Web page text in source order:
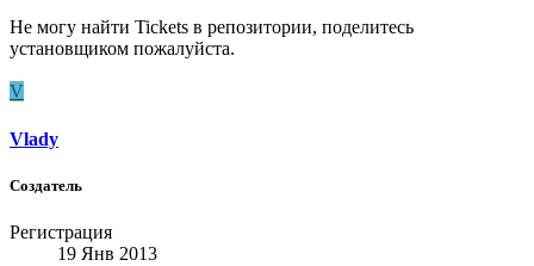
Не могу найти Tickets в репозитории, поделитесь
установщиком пожалуйста.
V
Vlady
Создатель
Регистрация
19 Янв 2013